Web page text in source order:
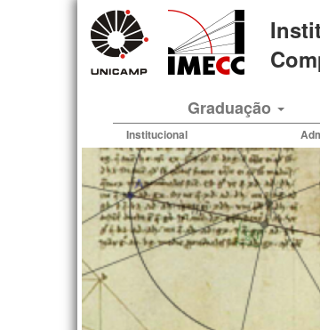
Graduação
Institucional